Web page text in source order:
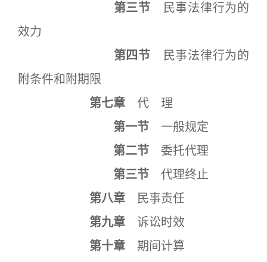
第三节 民事法律行为的
效力
第四节 民事法律行为的
附条件和附期限
第七章 代 理
第一节 一般规定
第二节 委托代理
第三节 代理终止
第八章 民事责任
第九章 诉讼时效
第十章 期间计算